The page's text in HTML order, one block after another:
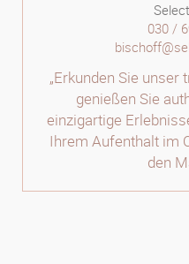
030 /
„Erkunden Sie
genießen Sie
einzigartige
Ihrem Aufenthalt im
den